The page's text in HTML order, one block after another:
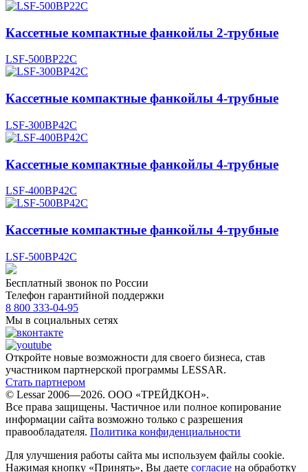
Кассетные компактные фанкойлы 2-трубные
LSF-500BP22C
Кассетные компактные фанкойлы 4-трубные
LSF-300BP42C
Кассетные компактные фанкойлы 4-трубные
LSF-400BP42C
Кассетные компактные фанкойлы 4-трубные
LSF-500BP42C
Бесплатный звонок по России
Телефон гарантийной поддержки
8 800 333-04-95
Мы в социальных сетях
Откройте новые возможности для своего бизнеса, став
участником партнерской программы LESSAR.
Стать партнером
© Lessar 2006—2026. ООО «ТРЕЙДКОН».
Все права защищены. Частичное или полное копирование
информации сайта возможно только с разрешения
правообладателя. Политика конфиденциальности
Для улучшения работы сайта мы используем файлы cookie.
Нажимая кнопку «Принять», Вы даете согласие на обработку